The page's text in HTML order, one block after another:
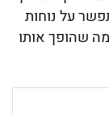
על נוחות
שהופך אותו